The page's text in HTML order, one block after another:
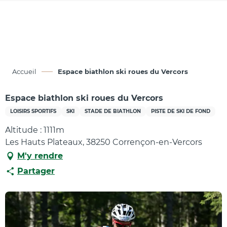
Accueil Espace biathlon ski roues du Vercors
Espace biathlon ski roues du Vercors
LOISIRS SPORTIFS SKI STADE DE BIATHLON PISTE DE SKI DE FOND
Altitude : 1111m
Les Hauts Plateaux, 38250 Corrençon-en-Vercors
M'y rendre
Partager